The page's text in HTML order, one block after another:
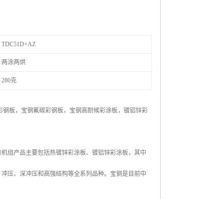
TDC51D+AZ
两涂两烘
280克
板，宝钢氟碳彩钢板，宝钢高耐候彩涂板，镀铝锌彩
组产品主要包括热镀锌彩涂板、镀铝锌彩涂板，其中
压、深冲压和高强结构等全系列品种。宝钢是目前中